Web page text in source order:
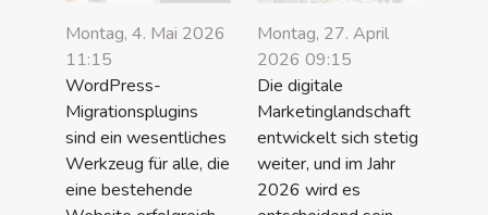
Montag, 4. Mai 2026
11:15
WordPress-
Migrationsplugins
sind ein wesentliches
Werkzeug für alle, die
eine bestehende
Montag, 27. April
2026 09:15
Die digitale
Marketinglandschaft
entwickelt sich stetig
weiter, und im Jahr
2026 wird es